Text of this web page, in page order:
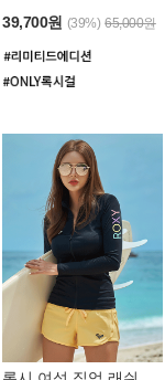
39,700원 (39%) 65,000원